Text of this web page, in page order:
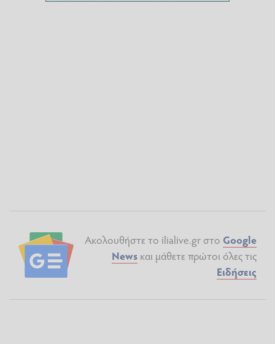
Ακολουθήστε το ilialive.gr στο Google
News και μάθετε πρώτοι όλες τις
Ειδήσεις